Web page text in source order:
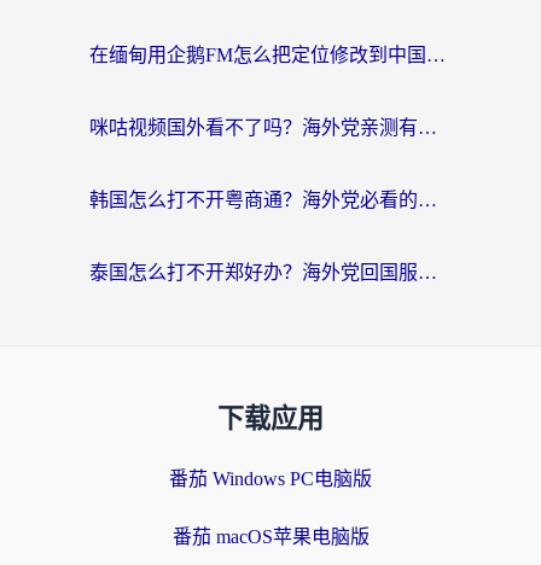
在缅甸用企鹅FM怎么把定位修改到中国国内？海外党解决地域限制的实用指南
咪咕视频国外看不了吗？海外党亲测有效的回国加速解决方案
韩国怎么打不开粤商通？海外党必看的回国加速器选择指南（附加拿大农行俄罗斯有缘网解决方案）
泰国怎么打不开郑好办？海外党回国服务+影音追剧全搞定的实用指南
下载应用
番茄 Windows PC电脑版
番茄 macOS苹果电脑版